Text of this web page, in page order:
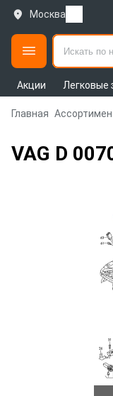
Москва
Акции Легковые
Главная
VAG D